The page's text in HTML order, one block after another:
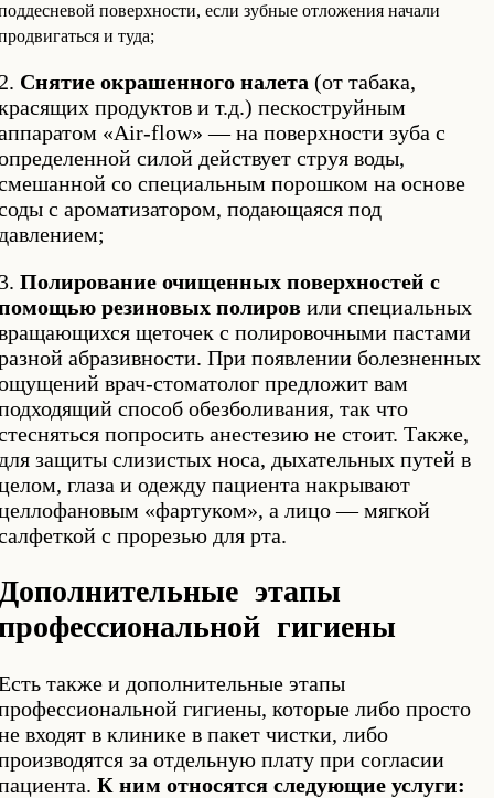
поверхности, если зубные отложения начали
и туда;
Снятие окрашенного налета (от табака,
продуктов и т.д.) пескоструйным
«Air-flow» — на поверхности зуба с
силой действует струя воды,
со специальным порошком на основе
с ароматизатором, подающаяся под
Полирование очищенных поверхностей с
резиновых полиров или специальных
щеточек с полировочными пастами
абразивности. При появлении болезненных
врач-стоматолог предложит вам
способ обезболивания, так что
попросить анестезию не стоит. Также,
защиты слизистых носа, дыхательных путей в
глаза и одежду пациента накрывают
«фартуком», а лицо — мягкой
с прорезью для рта.
этапы
гигиены
также и дополнительные этапы
гигиены, которые либо просто
входят в клинике в пакет чистки, либо
за отдельную плату при согласии
К ним относятся следующие услуги: